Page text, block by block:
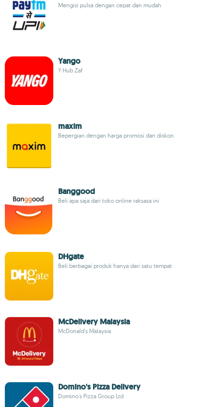
Mengisi pulsa dengan cepat dan mudah
Yango
Y Hub Zaf
maxim
Bepergian dengan harga promosi dan diskon
Banggood
Beli apa saja dari toko online raksasa ini
DHgate
Beli berbagai produk hanya dari satu tempat
McDelivery Malaysia
McDonald's Malaysia
Domino's Pizza Delivery
Domino's Pizza Group Ltd